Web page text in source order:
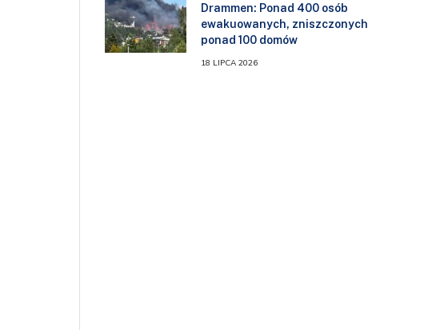
Drammen: Ponad 400 osób
ewakuowanych, zniszczonych
ponad 100 domów
18 LIPCA 2026